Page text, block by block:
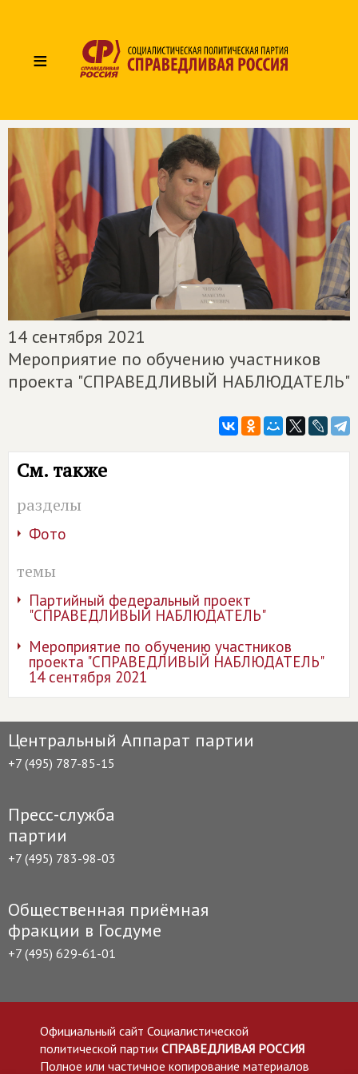
≡
14 сентября 2021
Мероприятие по обучению участников
проекта "СПРАВЕДЛИВЫЙ НАБЛЮДАТЕЛЬ"
См. также
разделы
Фото
темы
Партийный федеральный проект
"СПРАВЕДЛИВЫЙ НАБЛЮДАТЕЛЬ"
Мероприятие по обучению участников
проекта "СПРАВЕДЛИВЫЙ НАБЛЮДАТЕЛЬ"
14 сентября 2021
Центральный Аппарат партии
+7 (495) 787-85-15
Пресс-служба
партии
+7 (495) 783-98-03
Общественная приёмная
фракции в Госдуме
+7 (495) 629-61-01
Официальный сайт Социалистической
политической партии СПРАВЕДЛИВАЯ РОССИЯ
Полное или частичное копирование материалов